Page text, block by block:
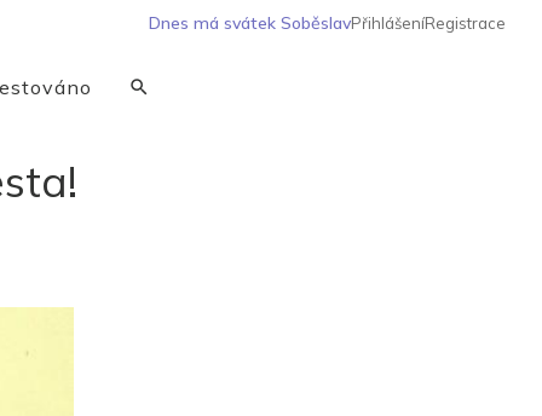
Dnes má svátek SoběslavPřihlášeníRegistrace